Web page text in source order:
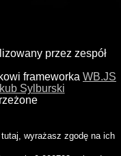
przez zespół
frameworka WB.JS
Sylburski
wyrażasz zgodę na ich